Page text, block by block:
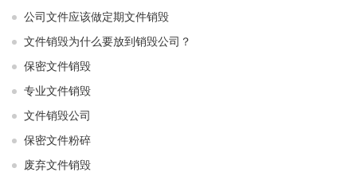
公司文件应该做定期文件销毁
文件销毁为什么要放到销毁公司？
保密文件销毁
专业文件销毁
文件销毁公司
保密文件粉碎
废弃文件销毁